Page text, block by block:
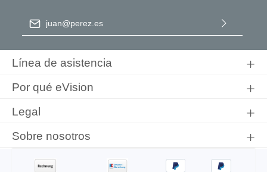
Dirección de correo electrónico
términos y condiciones generales
Línea de asistencia
Por qué eVision
Legal
Sobre nosotros